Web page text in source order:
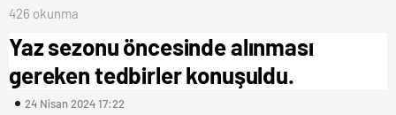
426 okunma
Yaz sezonu öncesinde alınması
gereken tedbirler konuşuldu.
24 Nisan 2024 17:22